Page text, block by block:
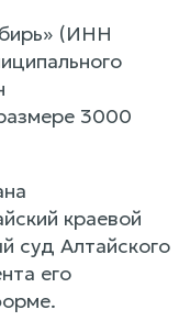
(ИНН
3000
краевой
суд Алтайского
его